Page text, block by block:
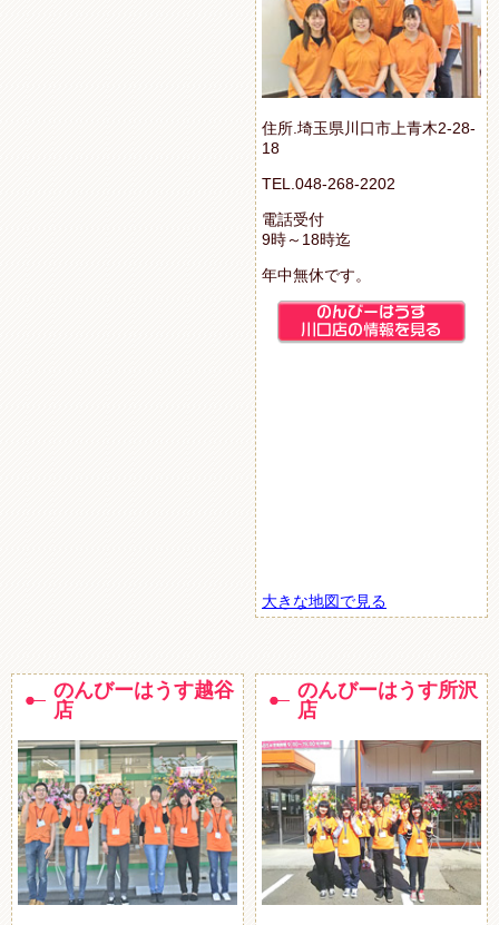
住所.埼玉県川口市上青木2-28-
18
TEL.048-268-2202
電話受付
9時～18時迄
年中無休です。
大きな地図で見る
のんびーはうす越谷
店
のんびーはうす所沢
店